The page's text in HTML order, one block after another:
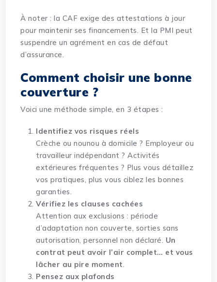
À noter : la CAF exige des attestations à jour
pour maintenir ses financements. Et la PMI peut
suspendre un agrément en cas de défaut
d’assurance.
Comment choisir une bonne
couverture ?
Voici une méthode simple, en 3 étapes :
Identifiez vos risques réels
Crèche ou nounou à domicile ? Employeur ou
travailleur indépendant ? Activités
extérieures fréquentes ? Plus vous détaillez
vos pratiques, plus vous ciblez les bonnes
garanties.
Vérifiez les clauses cachées
Attention aux exclusions : période
d’adaptation non couverte, sorties sans
autorisation, personnel non déclaré. Un
contrat peut avoir l’air complet… et vous
lâcher au pire moment.
Pensez aux plafonds